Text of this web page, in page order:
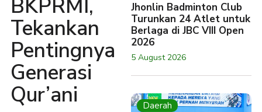
BKPRMI,
Tekankan
Pentingnya
Generasi
Qur’ani
Jhonlin Badminton Club
Turunkan 24 Atlet untuk
Berlaga di JBC VIII Open
2026
5 August 2026
Daerah